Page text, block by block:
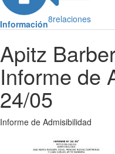
Información8relaciones
Apitz
Informe de
24/05
Informe de Admisibilidad